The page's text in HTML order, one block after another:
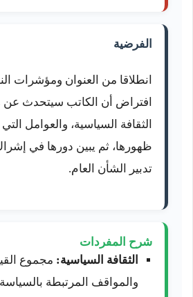
الفرضية
انطلاقا من العنوان ومؤشرات
افتراض أن الكاتب سيتحدث عن
الثقافة السياسية، والعوامل
ظهورها، ثم يبين دورها في
تدبير الشأن العام.
شرح المفردات
الثقافة السياسية: مجموع
والمواقف المرتبطة